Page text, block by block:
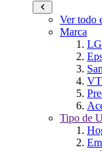
Ver todo
Marca
LG
Tipo de